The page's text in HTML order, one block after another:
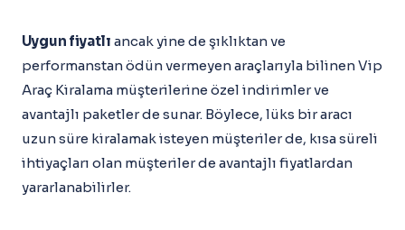
Uygun fiyatlı ancak yine de şıklıktan ve
performanstan ödün vermeyen araçlarıyla bilinen Vip
Araç Kiralama müşterilerine özel indirimler ve
avantajlı paketler de sunar. Böylece, lüks bir aracı
uzun süre kiralamak isteyen müşteriler de, kısa süreli
ihtiyaçları olan müşteriler de avantajlı fiyatlardan
yararlanabilirler.